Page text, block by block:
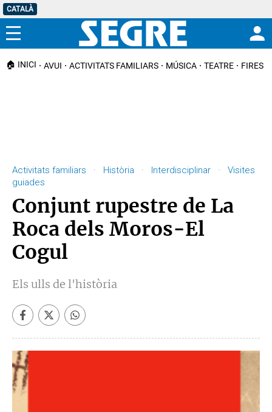
CATALÀ
Menú
🏠 INICI AVUI ACTIVITATS FAMILIARS MÚSICA TEATRE FIRES I
Activitats familiars · Història · Interdisciplinar · Visites
guiades
Conjunt rupestre de La
Roca dels Moros-El
Cogul
Els ulls de l'història